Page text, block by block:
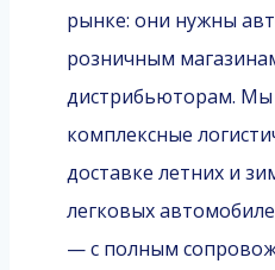
рынке: они нужны
розничным
дистрибьюторам. Мы
комплексные
доставке летних и
легковых
— с полным